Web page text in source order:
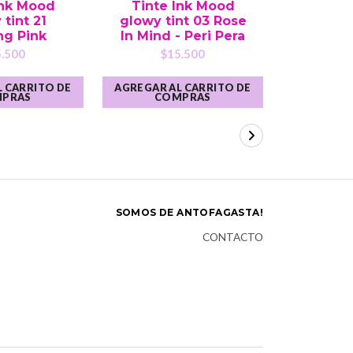
Mood
tint 21
Pink
CARRITO DE
Tinte Ink Mood
glowy tint 03 Rose
In Mind - Peri Pera
$15.500
AGREGAR AL CARRITO DE
COMPRAS
SOMOS DE ANTOFAGASTA!
CONTACTO